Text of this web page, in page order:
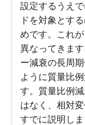
設定するうえ
ドを対象とす
めです。これ
異なってきま
ー減衰の長周
ように質量比
す。質量比例
はなく、相対
すでに説明し